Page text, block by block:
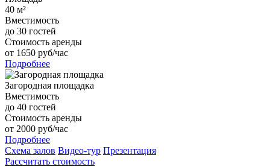
40 м²
Вместимость
до 30 гостей
Стоимость аренды
от 1650 руб/час
Подробнее
Загородная площадка
Вместимость
до 40 гостей
Стоимость аренды
от 2000 руб/час
Подробнее
Схема залов Видео-тур Презентация
Рассчитать стоимость